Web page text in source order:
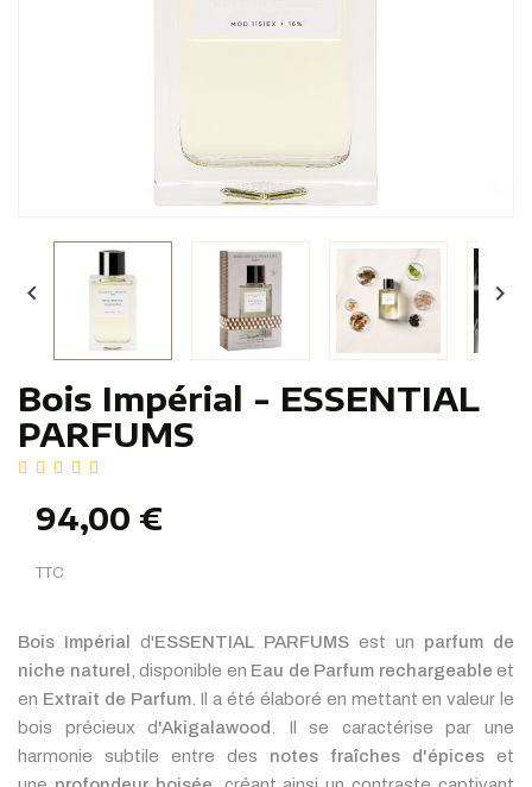
 
Bois Impérial - ESSENTIAL
PARFUMS
94,00 €
TTC
Bois Impérial d'ESSENTIAL PARFUMS est un parfum de
niche naturel
, disponible en Eau de Parfum rechargeable et
en Extrait de Parfum. Il a été élaboré en mettant en valeur le
bois précieux d'Akigalawood
. Il se caractérise par une
harmonie subtile entre des notes fraîches d'épices et